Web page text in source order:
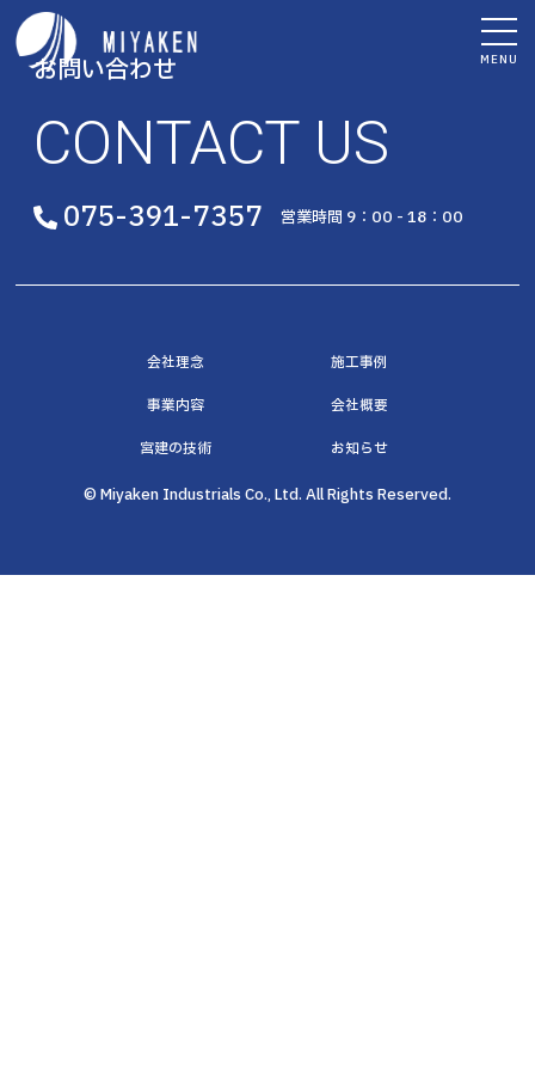
MENU
お問い合わせ
CONTACT US
075-391-7357 営業時間 9：00 - 18：00
会社理念 施工事例
事業内容 会社概要
宮建の技術 お知らせ
© Miyaken Industrials Co., Ltd. All Rights Reserved.